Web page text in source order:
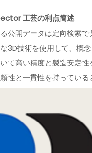
工芸の利点簡述
公開データは定向検
3D技術を使用して、概
て高い精度と製造安定
性と一貫性を持ってい